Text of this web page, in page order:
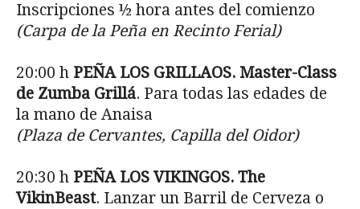
Inscripciones ½ hora antes del comienzo
(Carpa de la Peña en Recinto Ferial)
20:00 h PEÑA LOS GRILLAOS. Master-Class
de Zumba Grillá. Para todas las edades de
la mano de Anaisa
(Plaza de Cervantes, Capilla del Oidor)
20:30 h PEÑA LOS VIKINGOS. The
VikinBeast. Lanzar un Barril de Cerveza o